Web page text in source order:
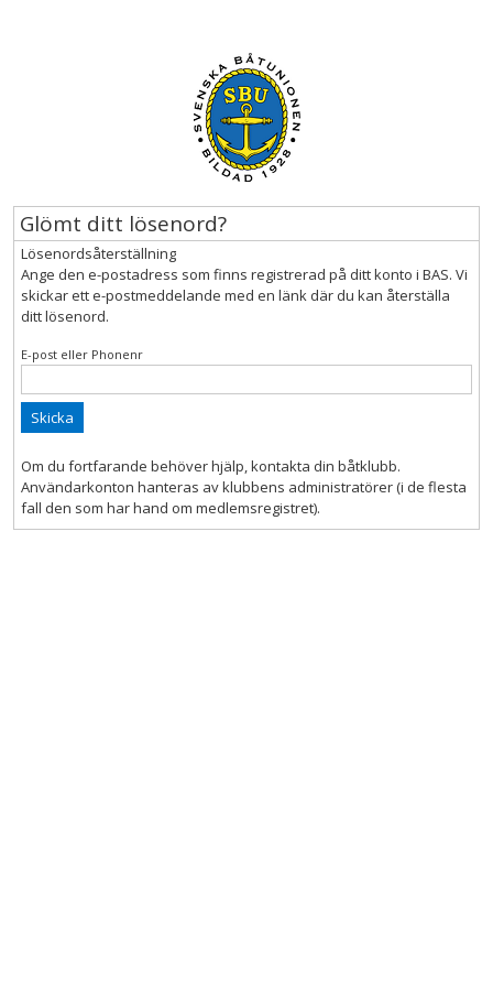
Glömt ditt lösenord?
Lösenordsåterställning
Ange den e-postadress som finns registrerad på ditt konto i BAS. Vi
skickar ett e-postmeddelande med en länk där du kan återställa
ditt lösenord.
E-post eller Phonenr
Skicka
Om du fortfarande behöver hjälp, kontakta din båtklubb.
Användarkonton hanteras av klubbens administratörer (i de flesta
fall den som har hand om medlemsregistret).